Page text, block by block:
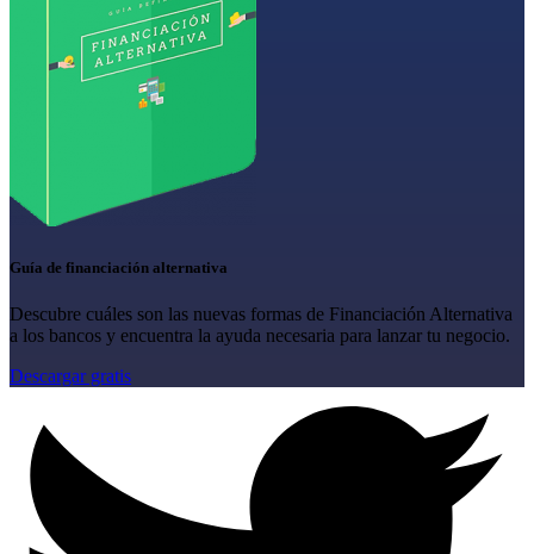
Guía de financiación alternativa
Descubre cuáles son las nuevas formas de Financiación Alternativa
a los bancos y encuentra la ayuda necesaria para lanzar tu negocio.
Descargar gratis